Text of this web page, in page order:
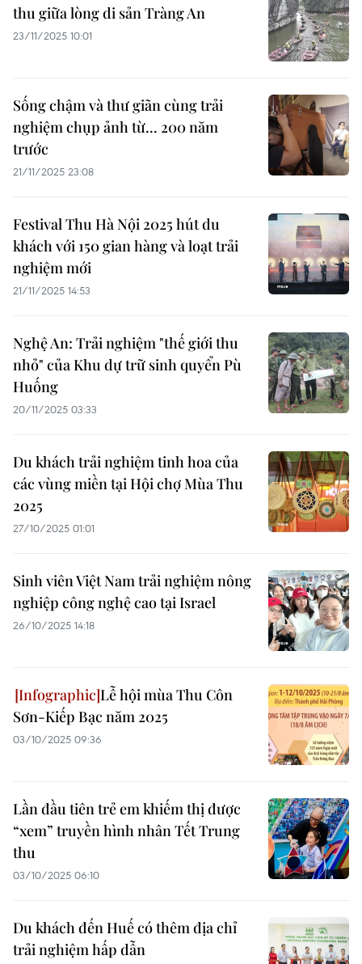
thu giữa lòng di sản Tràng An
23/11/2025 10:01
Sống chậm và thư giãn cùng trải
nghiệm chụp ảnh từ... 200 năm
trước
21/11/2025 23:08
Festival Thu Hà Nội 2025 hút du
khách với 150 gian hàng và loạt trải
nghiệm mới
21/11/2025 14:53
Nghệ An: Trải nghiệm "thế giới thu
nhỏ" của Khu dự trữ sinh quyển Pù
Huống
20/11/2025 03:33
Du khách trải nghiệm tinh hoa của
các vùng miền tại Hội chợ Mùa Thu
2025
27/10/2025 01:01
Sinh viên Việt Nam trải nghiệm nông
nghiệp công nghệ cao tại Israel
26/10/2025 14:18
Lễ hội mùa Thu Côn
Sơn-Kiếp Bạc năm 2025
03/10/2025 09:36
Lần đầu tiên trẻ em khiếm thị được
“xem” truyền hình nhân Tết Trung
thu
03/10/2025 06:10
Du khách đến Huế có thêm địa chỉ
trải nghiệm hấp dẫn